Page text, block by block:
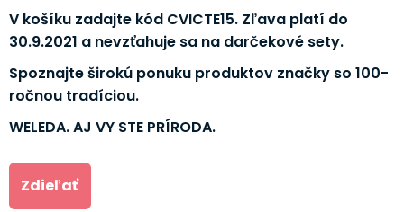
V košíku zadajte kód CVICTE15. Zľava platí do
30.9.2021 a nevzťahuje sa na darčekové sety.
Spoznajte širokú ponuku produktov značky so 100-
ročnou tradíciou.
WELEDA. AJ VY STE PRÍRODA.
Zdieľať